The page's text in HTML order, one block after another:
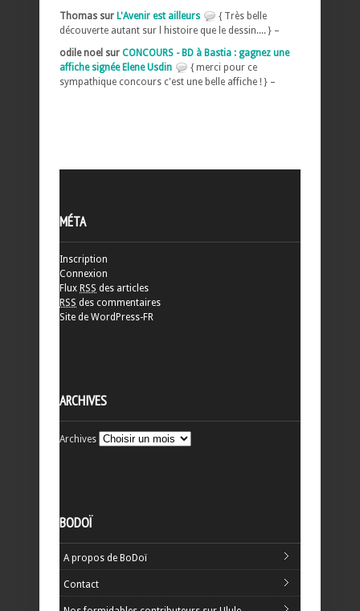
Thomas sur L'Avenir est ailleurs
{ Très belle
découverte autant sur l histoire que le dessin.... } –
odile noel sur CONCOURS - BD à Bastia : gagnez une
affiche signée Elene Usdin
{ merci pour ce
sympathique concours c'est une belle affiche ! } –
MÉTA
Inscription
Connexion
Flux RSS des articles
RSS des commentaires
Site de WordPress-FR
ARCHIVES
Archives
BODOÏ
A propos de BoDoï
Contact